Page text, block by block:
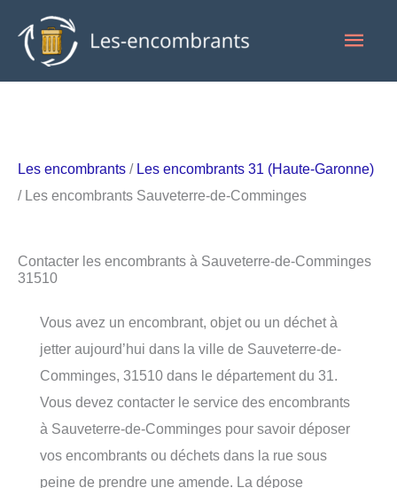
contenu
Les encombrants / Les encombrants 31 (Haute-Garonne)
/ Les encombrants Sauveterre-de-Comminges
Contacter les encombrants à Sauveterre-de-Comminges
31510
Vous avez un encombrant, objet ou un déchet à
jetter aujourd’hui dans la ville de Sauveterre-de-
Comminges, 31510 dans le département du 31.
Vous devez contacter le service des encombrants
à Sauveterre-de-Comminges pour savoir déposer
vos encombrants ou déchets dans la rue sous
peine de prendre une amende. La dépose